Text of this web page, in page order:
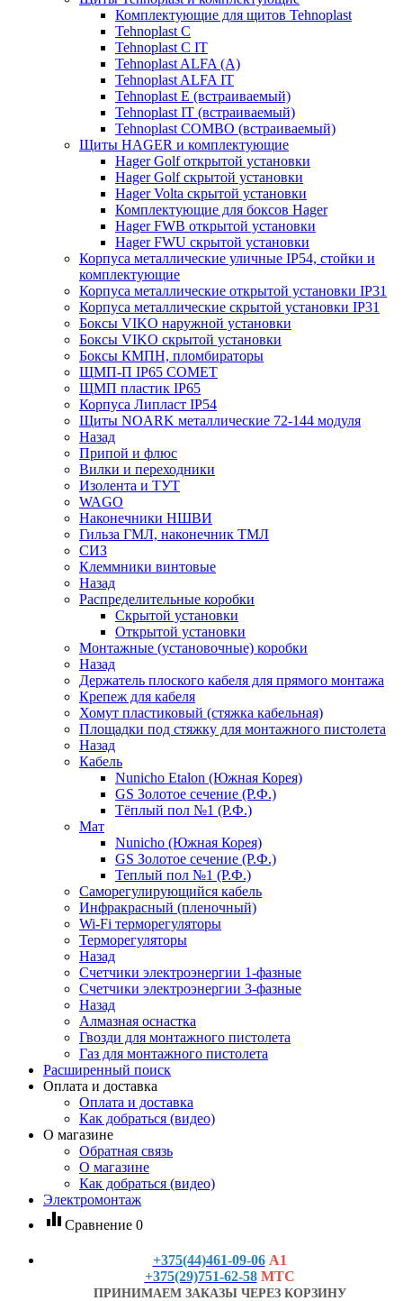
Комплектующие для щитов Tehnoplast
Tehnoplast C
Tehnoplast C IT
Tehnoplast ALFA (А)
Tehnoplast ALFA IT
Tehnoplast E (встраиваемый)
Tehnoplast IT (встраиваемый)
Tehnoplast COMBO (встраиваемый)
Щиты HAGER и комплектующие
Hager Golf открытой установки
Hager Golf скрытой установки
Hager Volta скрытой установки
Комплектующие для боксов Hager
Hager FWB открытой установки
Hager FWU скрытой установки
Корпуса металлические уличные IP54, стойки и
комплектующие
Корпуса металлические открытой установки IP31
Корпуса металлические скрытой установки IP31
Боксы VIKO наружной установки
Боксы VIKO скрытой установки
Боксы КМПН, пломбираторы
ЩМП-П IP65 COMET
ЩМП пластик IP65
Корпуса Липласт IP54
Щиты NOARK металлические 72-144 модуля
Назад
Припой и флюс
Вилки и переходники
Изолента и ТУТ
WAGO
Наконечники НШВИ
Гильза ГМЛ, наконечник ТМЛ
СИЗ
Клеммники винтовые
Назад
Распределительные коробки
Скрытой установки
Открытой установки
Монтажные (установочные) коробки
Назад
Держатель плоского кабеля для прямого монтажа
Крепеж для кабеля
Хомут пластиковый (стяжка кабельная)
Площадки под стяжку для монтажного пистолета
Назад
Кабель
Nunicho Etalon (Южная Корея)
GS Золотое сечение (Р.Ф.)
Тёплый пол №1 (Р.Ф.)
Мат
Nunicho (Южная Корея)
GS Золотое сечение (Р.Ф.)
Теплый пол №1 (Р.Ф.)
Саморегулирующийся кабель
Инфракрасный (пленочный)
Wi-Fi терморегуляторы
Терморегуляторы
Назад
Счетчики электроэнергии 1-фазные
Счетчики электроэнергии 3-фазные
Назад
Алмазная оснастка
Гвозди для монтажного пистолета
Газ для монтажного пистолета
Расширенный поиск
Оплата и доставка
Оплата и доставка
Как добраться (видео)
О магазине
Обратная связь
О магазине
Как добраться (видео)
Электромонтаж
equalizer Сравнение 0
+375(44)461-09-06 А1
+375(29)751-62-58 МТС
ПРИНИМАЕМ ЗАКАЗЫ ЧЕРЕЗ КОРЗИНУ